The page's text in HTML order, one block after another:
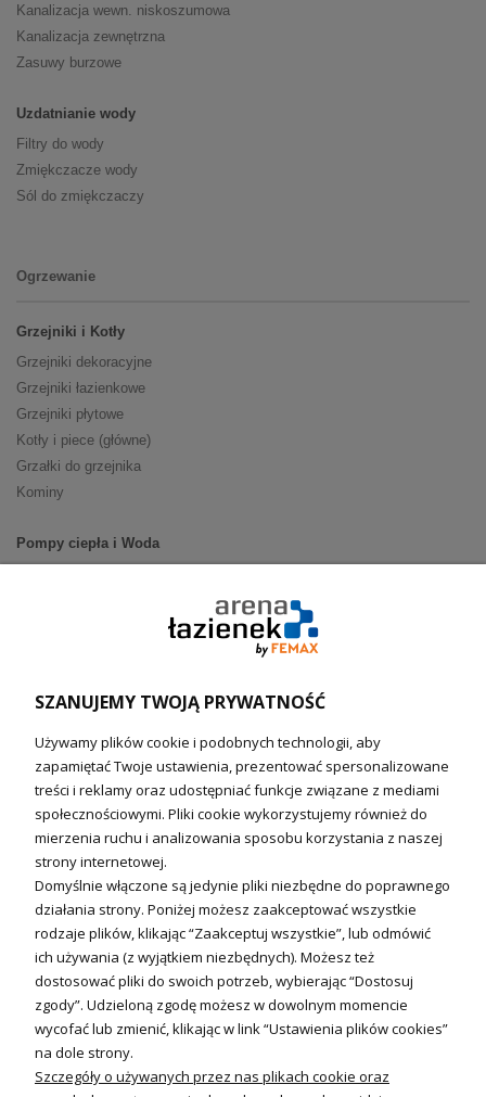
Kanalizacja wewn. niskoszumowa
Kanalizacja zewnętrzna
Zasuwy burzowe
Uzdatnianie wody
Filtry do wody
Zmiękczacze wody
Sól do zmiękczaczy
Ogrzewanie
Grzejniki i Kotły
Grzejniki dekoracyjne
Grzejniki łazienkowe
Grzejniki płytowe
Kotły i piece (główne)
Grzałki do grzejnika
Kominy
Pompy ciepła i Woda
Ogrzewanie podłogowe (główne)
Technika solarna
Fotowoltanika
Sterowniki i regulatory
Nagrzewnice i kurtyny
Kuchnia i Wentylacja
Kuchnia
Zlewozmywaki
Baterie kuchenne
Młynki do odpadów
Wentylacja i Informacje
SZANUJEMY TWOJĄ PRYWATNOŚĆ
Używamy plików cookie i podobnych technologii, aby
zapamiętać Twoje ustawienia, prezentować spersonalizowane
treści i reklamy oraz udostępniać funkcje związane z mediami
społecznościowymi. Pliki cookie wykorzystujemy również do
mierzenia ruchu i analizowania sposobu korzystania z naszej
strony internetowej.
Domyślnie włączone są jedynie pliki niezbędne do poprawnego
działania strony. Poniżej możesz zaakceptować wszystkie
rodzaje plików, klikając “Zaakceptuj wszystkie”, lub odmówić
ich używania (z wyjątkiem niezbędnych). Możesz też
dostosować pliki do swoich potrzeb, wybierając “Dostosuj
zgody”. Udzieloną zgodę możesz w dowolnym momencie
wycofać lub zmienić, klikając w link “Ustawienia plików cookies”
na dole strony.
Szczegóły o używanych przez nas plikach cookie oraz